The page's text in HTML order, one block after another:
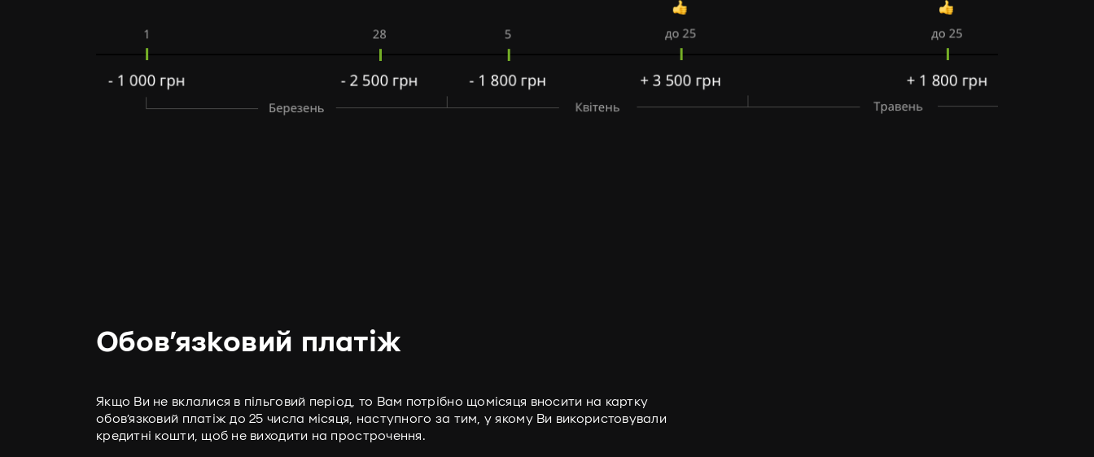
Обов’язковий платіж
Якщо Ви не вклалися в пільговий період, то Вам потрібно щомісяця вносити на картку
обов’язковий платіж до 25 числа місяця, наступного за тим, у якому Ви використовували
кредитні кошти, щоб не виходити на прострочення.